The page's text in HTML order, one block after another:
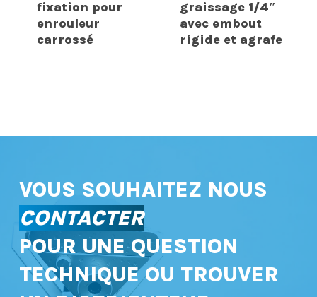
fixation pour
enrouleur
carrossé
graissage 1/4″
avec embout
rigide et agrafe
VOUS SOUHAITEZ NOUS
CONTACTER
POUR UNE QUESTION
TECHNIQUE OU TROUVER